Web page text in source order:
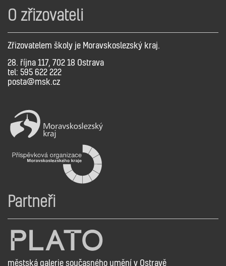
O zřizovateli
Zřizovatelem školy je Moravskoslezský kraj.
28. října 117, 702 18 Ostrava
tel: 595 622 222
posta@msk.cz
Partneři
městská galerie současného umění v Ostravě